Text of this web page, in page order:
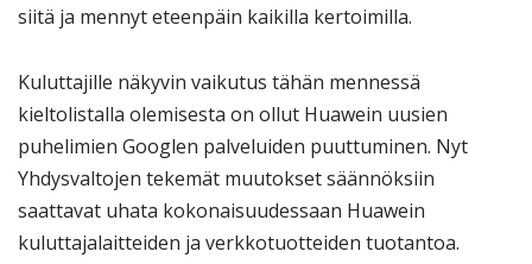
siitä ja mennyt eteenpäin kaikilla kertoimilla.
Kuluttajille näkyvin vaikutus tähän mennessä
kieltolistalla olemisesta on ollut Huawein uusien
puhelimien Googlen palveluiden puuttuminen. Nyt
Yhdysvaltojen tekemät muutokset säännöksiin
saattavat uhata kokonaisuudessaan Huawein
kuluttajalaitteiden ja verkkotuotteiden tuotantoa.